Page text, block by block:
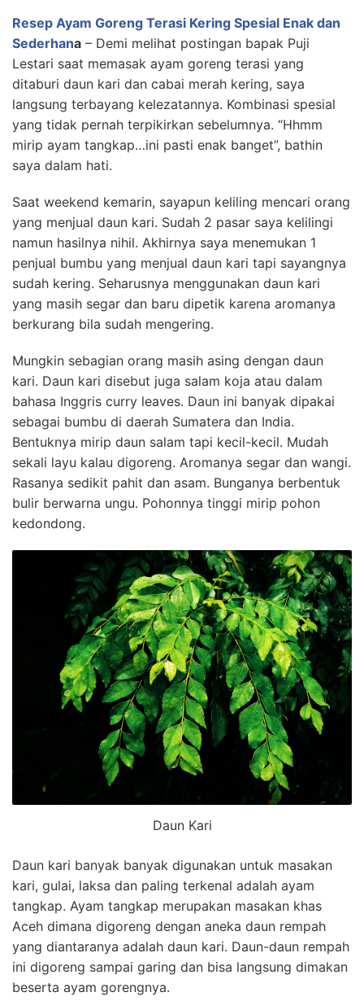
Resep Ayam Goreng Terasi Kering Spesial Enak dan
Sederhana – Demi melihat postingan bapak Puji
Lestari saat memasak ayam goreng terasi yang
ditaburi daun kari dan cabai merah kering, saya
langsung terbayang kelezatannya. Kombinasi spesial
yang tidak pernah terpikirkan sebelumnya. “Hhmm
mirip ayam tangkap…ini pasti enak banget”, bathin
saya dalam hati.
Saat weekend kemarin, sayapun keliling mencari orang
yang menjual daun kari. Sudah 2 pasar saya kelilingi
namun hasilnya nihil. Akhirnya saya menemukan 1
penjual bumbu yang menjual daun kari tapi sayangnya
sudah kering. Seharusnya menggunakan daun kari
yang masih segar dan baru dipetik karena aromanya
berkurang bila sudah mengering.
Mungkin sebagian orang masih asing dengan daun
kari. Daun kari disebut juga salam koja atau dalam
bahasa Inggris curry leaves. Daun ini banyak dipakai
sebagai bumbu di daerah Sumatera dan India.
Bentuknya mirip daun salam tapi kecil-kecil. Mudah
sekali layu kalau digoreng. Aromanya segar dan wangi.
Rasanya sedikit pahit dan asam. Bunganya berbentuk
bulir berwarna ungu. Pohonnya tinggi mirip pohon
kedondong.
Daun Kari
Daun kari banyak banyak digunakan untuk masakan
kari, gulai, laksa dan paling terkenal adalah ayam
tangkap. Ayam tangkap merupakan masakan khas
Aceh dimana digoreng dengan aneka daun rempah
yang diantaranya adalah daun kari. Daun-daun rempah
ini digoreng sampai garing dan bisa langsung dimakan
beserta ayam gorengnya.